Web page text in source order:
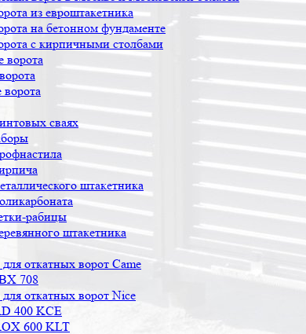
из евроштакетника
на бетонном фундаменте
с кирпичными столбами
ворота
сваях
штакетника
рабицы
штакетника
откатных ворот Came
708
откатных ворот Nice
400 KCE
600 KLT